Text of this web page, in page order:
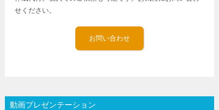
せください。
お問い合わせ
動画プレゼンテーション